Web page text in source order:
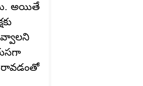
అయితే
రావడంతో